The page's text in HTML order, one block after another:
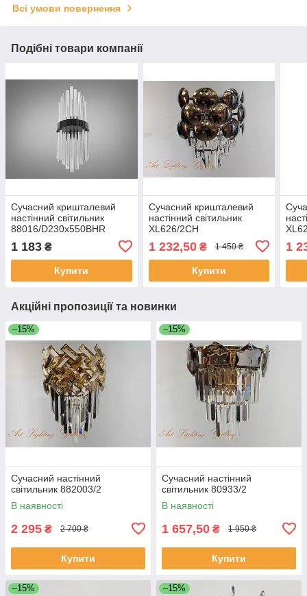
Всі умови повернення
Подібні товари компанії
Сучасний кришталевий
настінний світильник
88016/D230x550BHR
1 183 ₴
Купити
Сучасний кришталевий
настінний світильник
XL626/2CH
1 232,50₴ 1 450 ₴
Купити
1
Акційні пропозиції та новинки
–15%
Сучасний настінний
світильник 882003/2
В наявності
2 295 ₴ 2 700 ₴
Купити
–15%
Сучасний настінний
світильник 80933/2
В наявності
1 657,50 ₴ 1 950 ₴
Купити
–15% –15%